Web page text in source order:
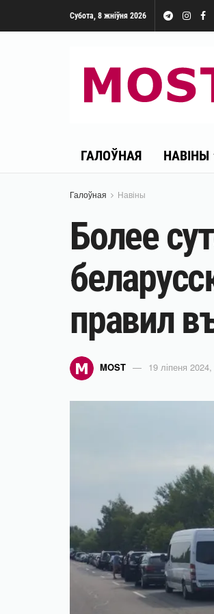
Субота, 8 жніўня 2026
ГАЛОЎНАЯ НАВІНЫ
Галоўная Навіны
Более
правил
MOST 19 ліпеня